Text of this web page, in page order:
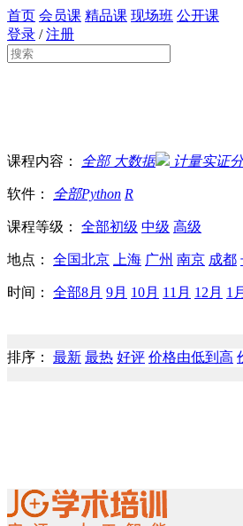
首页 会员课 精品课 现场班 公开课
登录 /注册
课程内容： 全部大数据 计量实证
软件： 全部Python R
课程等级： 全部初级 中级 高级
地点： 全国北京 上海 广州 南京 成都
时间： 全部8月 9月 10月 11月 12月 1月
排序： 最新 最热 好评 价格由低到高